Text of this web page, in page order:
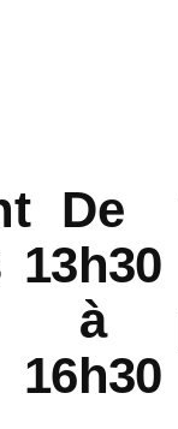
De
13h30
à
16h30